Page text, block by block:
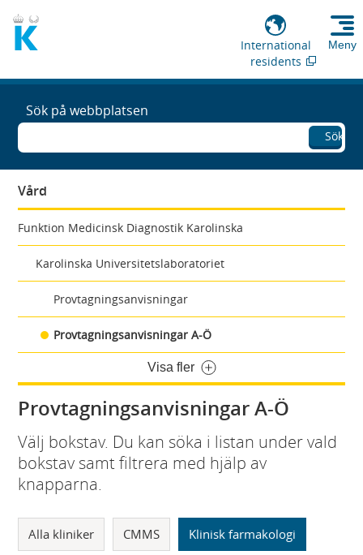
International
residents
Meny
Sök på webbplatsen
Sök
Vård
Funktion Medicinsk Diagnostik Karolinska
Karolinska Universitetslaboratoriet
Provtagningsanvisningar
Provtagningsanvisningar A-Ö
Visa fler
Provtagningsanvisningar A-Ö
Välj bokstav. Du kan söka i listan under vald
bokstav samt filtrera med hjälp av
knapparna.
Alla kliniker CMMS Klinisk farmakologi